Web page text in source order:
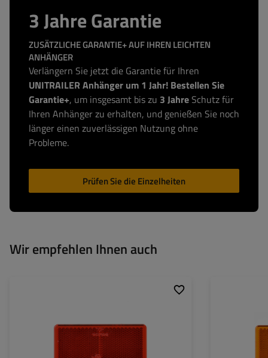
3 Jahre Garantie
ZUSÄTZLICHE GARANTIE+ AUF IHREN LEICHTEN
ANHÄNGER
Verlängern Sie jetzt die Garantie für Ihren
UNITRAILER Anhänger um 1 Jahr! Bestellen Sie
Garantie+, um insgesamt bis zu 3 Jahre Schutz für
Ihren Anhänger zu erhalten, und genießen Sie noch
länger einen zuverlässigen Nutzung ohne
Probleme.
Prüfen Sie die Einzelheiten
Wir empfehlen Ihnen auch
96 mm
42 mm